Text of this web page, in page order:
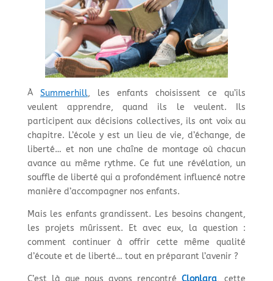
À Summerhill, les enfants choisissent ce qu’ils
veulent apprendre, quand ils le veulent. Ils
participent aux décisions collectives, ils ont voix au
chapitre. L’école y est un lieu de vie, d’échange, de
liberté… et non une chaîne de montage où chacun
avance au même rythme. Ce fut une révélation, un
souffle de liberté qui a profondément influencé notre
manière d’accompagner nos enfants.
Mais les enfants grandissent. Les besoins changent,
les projets mûrissent. Et avec eux, la question :
comment continuer à offrir cette même qualité
d’écoute et de liberté… tout en préparant l’avenir ?
C’est là que nous avons rencontréClonlara, cette